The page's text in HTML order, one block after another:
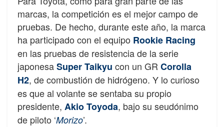
marcas, la competición es el mejor campo de
pruebas. De hecho, durante este año, la marca
ha participado con el equipo Rookie Racing
en las pruebas de resistencia de la serie
japonesaSuper Taikyu con un GRCorolla
H2, de combustión de hidrógeno. Y lo curioso
es que al volante se sentaba su propio
presidente, Akio Toyoda, bajo su seudónimo
de piloto ‘Morizo’.